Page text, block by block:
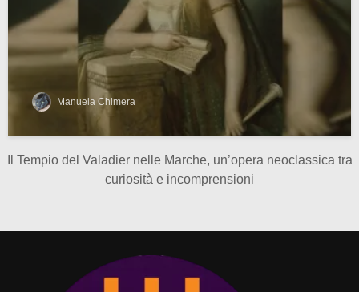
Manuela Chimera
Il Tempio del Valadier nelle Marche, un’opera neoclassica tra
curiosità e incomprensioni